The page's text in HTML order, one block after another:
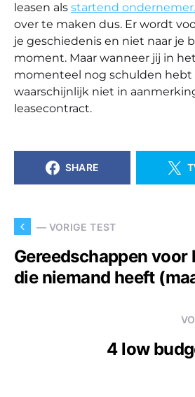
leasen als startend ondernemer.
over te maken dus. Er wordt
je geschiedenis en niet naar je
moment. Maar wanneer jij in
momenteel nog schulden hebt
waarschijnlijk niet in
leasecontract.
SHARE
— VORIGE TEST
Gereedschappen voor
die niemand heeft
4 low